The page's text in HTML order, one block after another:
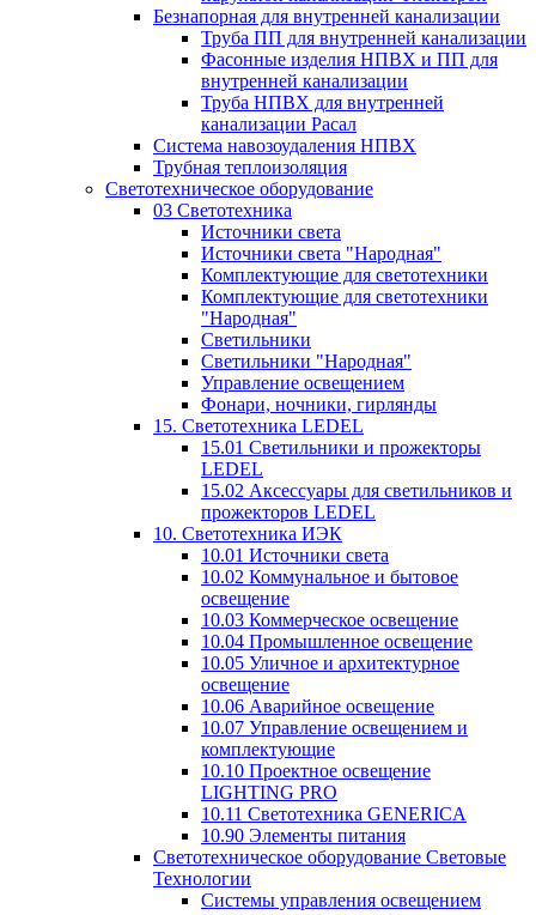
Безнапорная для внутренней канализации
Труба ПП для внутренней канализации
Фасонные изделия НПВХ и ПП для
внутренней канализации
Труба НПВХ для внутренней
канализации Расал
Система навозоудаления НПВХ
Трубная теплоизоляция
Светотехническое оборудование
03 Светотехника
Источники света
Источники света "Народная"
Комплектующие для светотехники
Комплектующие для светотехники
"Народная"
Светильники
Светильники "Народная"
Управление освещением
Фонари, ночники, гирлянды
15. Светотехника LEDEL
15.01 Светильники и прожекторы
LEDEL
15.02 Аксессуары для светильников и
прожекторов LEDEL
10. Светотехника ИЭК
10.01 Источники света
10.02 Коммунальное и бытовое
освещение
10.03 Коммерческое освещение
10.04 Промышленное освещение
10.05 Уличное и архитектурное
освещение
10.06 Аварийное освещение
10.07 Управление освещением и
комплектующие
10.10 Проектное освещение
LIGHTING PRO
10.11 Светотехника GENERICA
10.90 Элементы питания
Светотехническое оборудование Световые
Технологии
Системы управления освещением